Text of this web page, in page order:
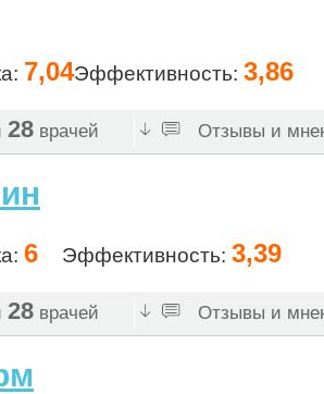
7,04Эффективность: 3,86
28 врачей Отзывы и
6 Эффективность: 3,39
28 врачей Отзывы и